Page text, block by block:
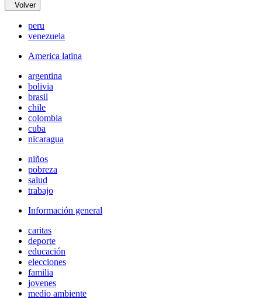
Volver
peru
venezuela
America latina
argentina
bolivia
brasil
chile
colombia
cuba
nicaragua
niños
pobreza
salud
trabajo
Información general
caritas
deporte
educación
elecciones
familia
jovenes
medio ambiente